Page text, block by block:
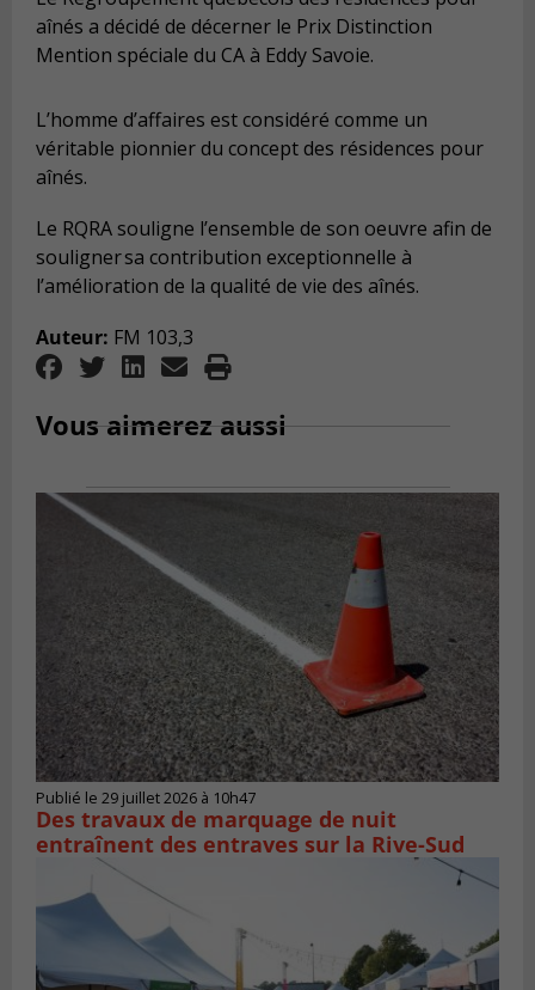
aînés a décidé de décerner le Prix Distinction
Mention spéciale du CA à Eddy Savoie.
L’homme d’affaires est considéré comme un
véritable pionnier du concept des résidences pour
aînés.
Le RQRA souligne l’ensemble de son oeuvre afin de
souligner sa contribution exceptionnelle à
l’amélioration de la qualité de vie des aînés.
Auteur: FM 103,3
Vous aimerez aussi
Publié le 29 juillet 2026 à 10h47
Des travaux de marquage de nuit
entraînent des entraves sur la Rive-Sud